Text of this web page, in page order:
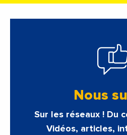
Nous
Sur les réseaux ! Du
Vidéos, articles,